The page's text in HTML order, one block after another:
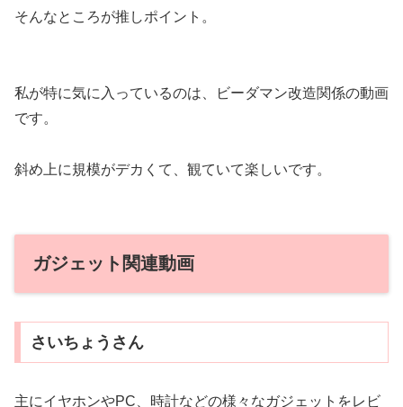
そんなところが推しポイント。
私が特に気に入っているのは、ビーダマン改造関係の動画
です。
斜め上に規模がデカくて、観ていて楽しいです。
ガジェット関連動画
さいちょうさん
主にイヤホンやPC、時計などの様々なガジェットをレビ